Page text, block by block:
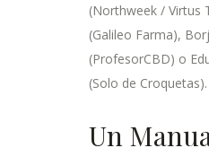
(Northweek / Virtus
(Galileo Farma),
(ProfesorCBD) o
(Solo de Croquetas).
Un